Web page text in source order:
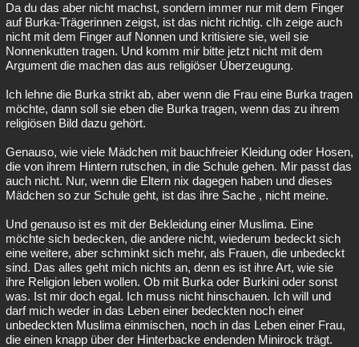
Da du das aber nicht machst, sondern immer nur mit dem Finger
auf Burka-Trägerinnen zeigst, ist das nicht richtig. cIh zeige auch
nicht mit dem Finger auf Nonnen und kritisiere sie, weil sie
Nonnenkutten tragen. Und komm mir bitte jetzt nicht mit dem
Argument die machen das aus religiöser Überzeugung.
Ich lehne die Burka strikt ab, aber wenn die Frau eine Burka tragen
möchte, dann soll sie eben die Burka tragen, wenn das zu ihrem
religiösen Bild dazu gehört.
Genauso, wie viele Mädchen mit bauchfreier Kleidung oder Hosen,
die von ihrem Hintern rutschen, in die Schule gehen. Mir passt das
auch nicht. Nur, wenn die Eltern nix dagegen haben und dieses
Mädchen so zur Schule geht, ist das ihre Sache , nicht meine.
Und genauso ist es mit der Bekleidung einer Muslima. Eine
möchte sich bedecken, die andere nicht, wiederum bedeckt sich
eine weitere, aber schminkt sich mehr, als Frauen, die unbedeckt
sind. Das alles geht mich nichts an, denn es ist ihre Art, wie sie
ihre Religion leben wollen. Ob mit Burka oder Burkini oder sonst
was. Ist mir doch egal. Ich muss nicht hinschauen. Ich will und
darf mich weder in das Leben einer bedeckten noch einer
unbedeckten Muslima einmischen, noch in das Leben einer Frau,
die einen knapp über der Hinterbacke endenden Minirock trägt.